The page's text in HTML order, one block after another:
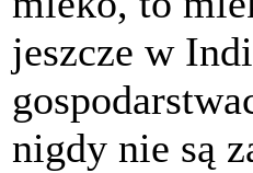
jeszcze w
nigdy nie są